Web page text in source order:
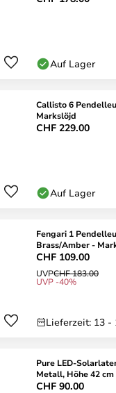
Auf Lager
Callisto 6
Markslöjd
CHF 229.00
Auf Lager
Fengari 1
Brass/Amber -
CHF 109.00
UVPCHF 183.00
UVP -40%
Lieferzeit: 13 -
Pure LED-
Metall, Höhe 42 cm
CHF 90.00